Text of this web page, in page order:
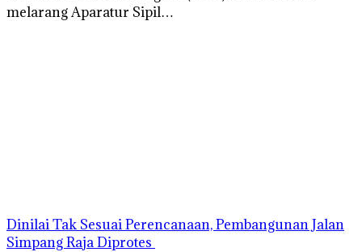
melarang Aparatur Sipil…
Dinilai Tak Sesuai Perencanaan, Pembangunan Jalan
Simpang Raja Diprotes